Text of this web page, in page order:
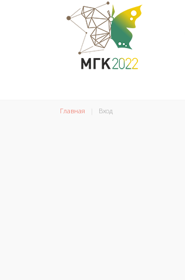
Главная Вход